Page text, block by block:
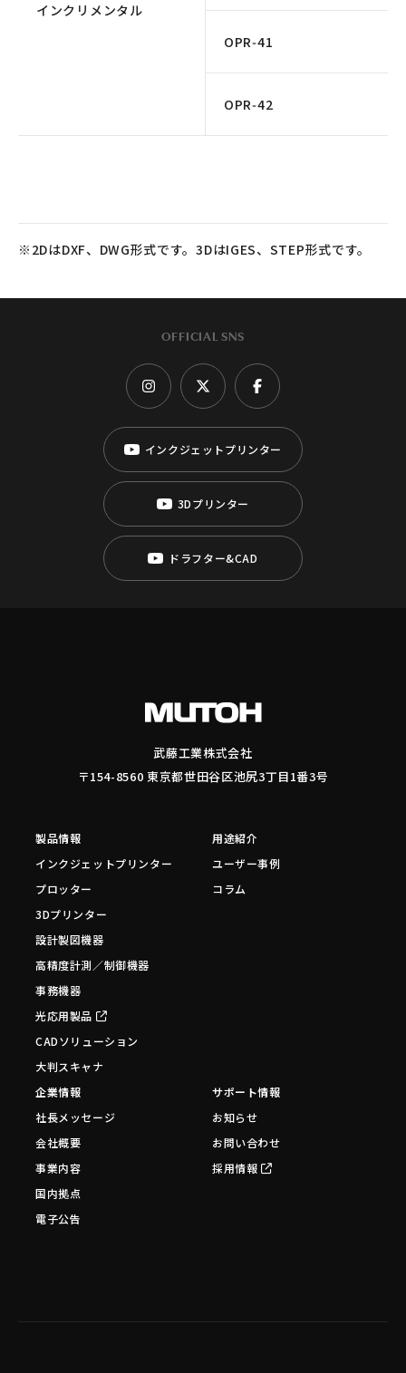
インクリメンタル
OPR‑41
OPR‑42
※2DはDXF、DWG形式です。3DはIGES、STEP形式です。
OFFICIAL SNS
インクジェットプリンター
3Dプリンター
ドラフター&CAD
武藤工業株式会社
〒154-8560 東京都世田谷区池尻3丁目1番3号
製品情報
インクジェットプリンター
プロッター
3Dプリンター
設計製図機器
高精度計測／制御機器
事務機器
光応用製品
CADソリューション
大判スキャナ
用途紹介
ユーザー事例
コラム
企業情報
社長メッセージ
会社概要
事業内容
国内拠点
電子公告
サポート情報
お知らせ
お問い合わせ
採用情報